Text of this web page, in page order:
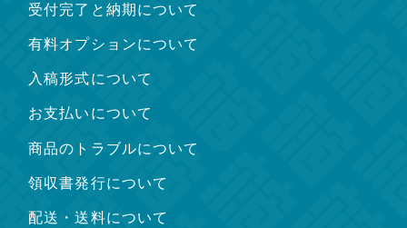
受付完了と納期について
有料オプションについて
入稿形式について
お支払いについて
商品のトラブルについて
領収書発行について
配送・送料について